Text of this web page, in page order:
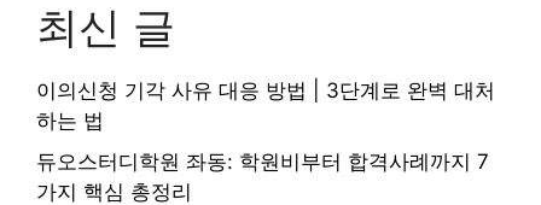
최신 글
이의신청 기각 사유 대응 방법 | 3단계로 완벽 대처
하는 법
듀오스터디학원 좌동: 학원비부터 합격사례까지 7
가지 핵심 총정리